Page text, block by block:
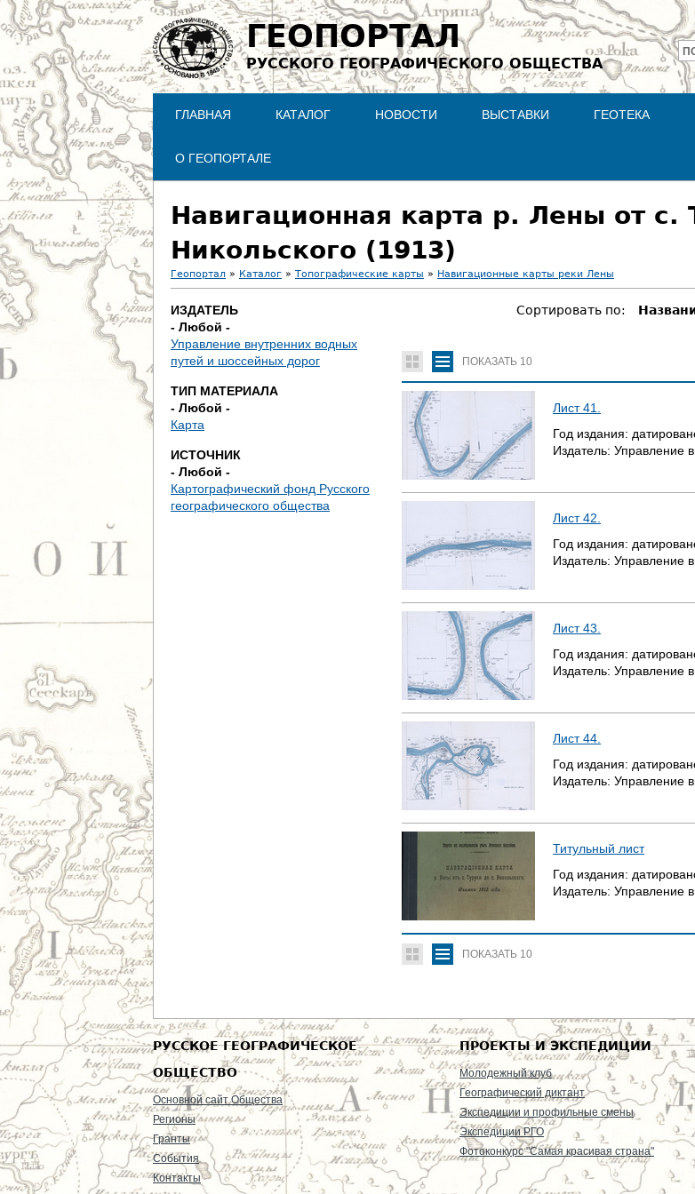
Jump to navigation
ГЕОПОРТАЛ
РУССКОГО ГЕОГРАФИЧЕСКОГО ОБЩЕСТВА
ГЛАВНАЯ КАТАЛОГ НОВОСТИ ВЫСТАВКИ ГЕОТЕКА
О ГЕОПОРТАЛЕ
Навигационная карта р. Лены от с.
Никольского (1913)
В
ы
з
д
с
ь
Геопортал » Каталог » Топографические карты » Навигационные карты реки Лены
ИЗДАТЕЛЬ
- Любой -
Управление внутренних водных
путей и шоссейных дорог
ТИП МАТЕРИАЛА
- Любой -
Карта
ИСТОЧНИК
- Любой -
Картографический фонд Русского
географического общества
Сортировать по:
ПОКАЗАТЬ 10
Лист 41.
Год издания:
Издатель: Управление
Лист 42.
Год издания:
Издатель: Управление
Лист 43.
Год издания:
Издатель: Управление
Лист 44.
Год издания:
Издатель: Управление
Титульный лист
Год издания:
Издатель: Управление
ПОКАЗАТЬ 10
РУССКОЕ ГЕОГРАФИЧЕСКОЕ
ОБЩЕСТВО
Основной сайт Общества
Регионы
Гранты
События
Контакты
ПРОЕКТЫ И ЭКСПЕДИЦИИ
Молодежный клуб
Географический диктант
Экспедиции и профильные смены
Экспедиции РГО
Фотоконкурс "Самая красивая страна"